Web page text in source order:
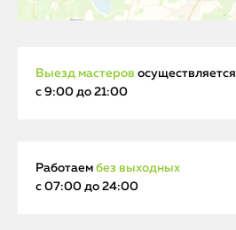
Выезд мастеров осуществляется
с 9:00 до 21:00
Работаем без выходных
с 07:00 до 24:00